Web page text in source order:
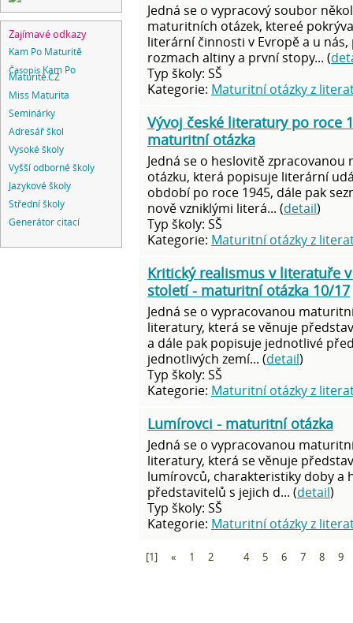
Zajímavé odkazy
Kam Po Maturitě
Časopis Kam Po
Maturitě.CZ
Miss Maturita
Seminárky
Adresář škol
Vysoké školy
Vyšší odborné školy
Jazykové školy
Střední školy
Generátor citací
Jedná se o vypracový soubor
maturitních otázek, ktereé
literární činnosti v Evropě a u nás,
rozmach altiny a první stopy... (
Typ školy: SŠ
Kategorie: Maturitní otázky z
Vývoj české literatury po roce
maturitní otázka
Jedná se o heslovitě
otázku, která popisuje literární
období po roce 1945, dále pak
nově vzniklými literá... (detail)
Typ školy: SŠ
Kategorie: Maturitní otázky z
Kritický realismus v literatuře
století - maturitní otázka 10/17
Jedná se o vypracovanou
literatury, která se věnuje
a dále pak popisuje jednotlivé
jednotlivých zemí... (detail)
Typ školy: SŠ
Kategorie: Maturitní otázky z
Lumírovci - maturitní otázka
Jedná se o vypracovanou
literatury, která se věnuje
lumírovců, charakteristiky doby a
představitelů s jejich d... (detail)
Typ školy: SŠ
Kategorie: Maturitní otázky z
[1] « 1 2 4 5 6 7 8 9